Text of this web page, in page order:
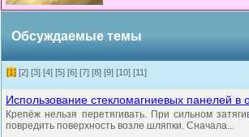
Обсуждаемые темы
[1] [2] [3] [4] [5] [6] [7] [8] [9] [10] [11]
Использование стекломагниевых панелей в
Крепёж нельзя перетягивать. При сильном
повредить поверхность возле шляпки. Сначала...